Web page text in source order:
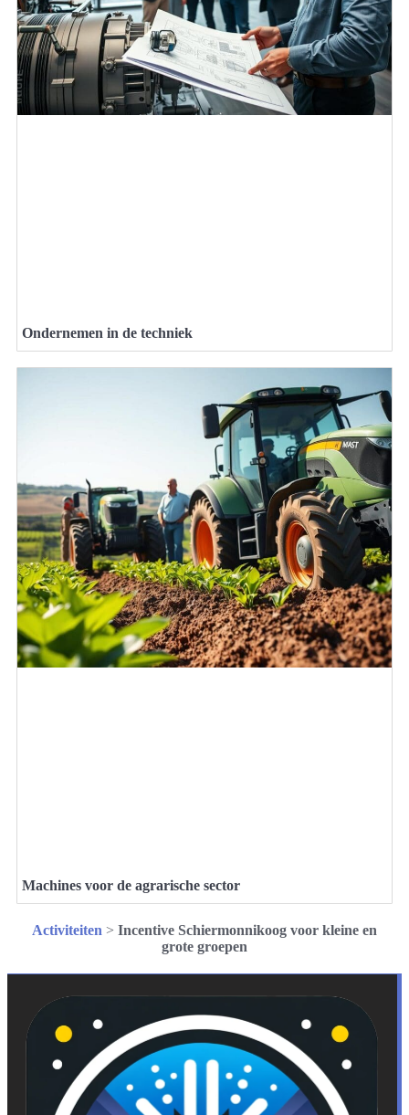
Ondernemen in de techniek
Machines voor de agrarische sector
Activiteiten > Incentive Schiermonnikoog voor kleine en
grote groepen